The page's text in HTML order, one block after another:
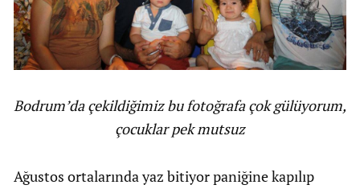
Bodrum’da çekildiğimiz bu fotoğrafa çok gülüyorum,
çocuklar pek mutsuz
Ağustos ortalarında yaz bitiyor paniğine kapılıp